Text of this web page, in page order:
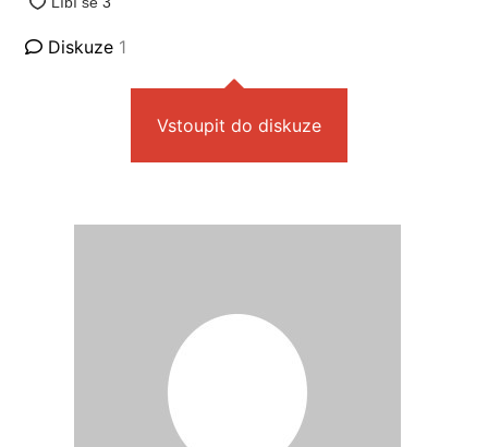
Diskuze 1
Vstoupit do diskuze